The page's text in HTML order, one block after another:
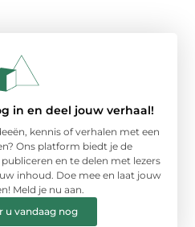
in en deel jouw verhaal!
kennis of verhalen met een
Ons platform biedt je de
en te delen met lezers
inhoud. Doe mee en laat jouw
Meld je nu aan.
u vandaag nog